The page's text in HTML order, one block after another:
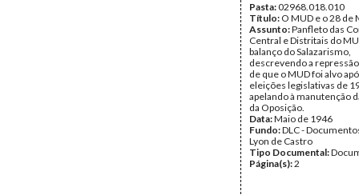
Pasta:02968.018.010
Título: O MUD e o 28 de
Assunto:Panfleto das
Central e Distritais do
balanço do Salazarismo,
descrevendo a
de que o MUD foi alvo
eleições legislativas de
apelando à manutenção
da Oposição.
Data:Maio de 1946
Fundo:DLC -
Lyon de Castro
Tipo Documental:
Página(s):2